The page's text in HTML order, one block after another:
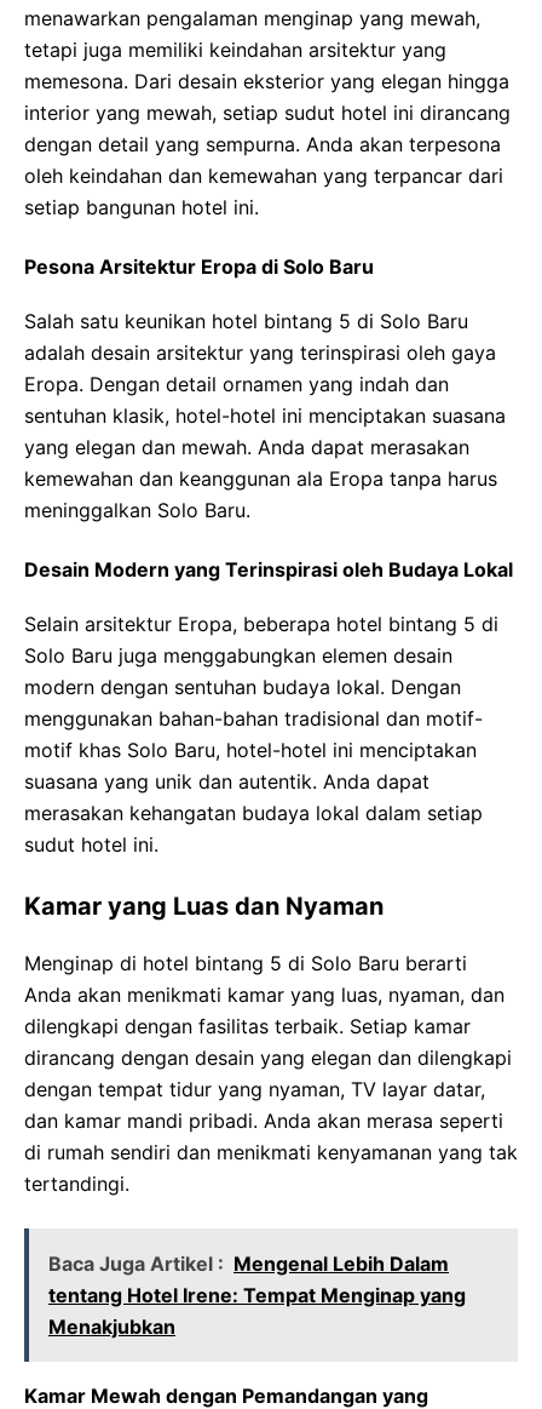
menawarkan pengalaman menginap yang mewah,
tetapi juga memiliki keindahan arsitektur yang
memesona. Dari desain eksterior yang elegan hingga
interior yang mewah, setiap sudut hotel ini dirancang
dengan detail yang sempurna. Anda akan terpesona
oleh keindahan dan kemewahan yang terpancar dari
setiap bangunan hotel ini.
Pesona Arsitektur Eropa di Solo Baru
Salah satu keunikan hotel bintang 5 di Solo Baru
adalah desain arsitektur yang terinspirasi oleh gaya
Eropa. Dengan detail ornamen yang indah dan
sentuhan klasik, hotel-hotel ini menciptakan suasana
yang elegan dan mewah. Anda dapat merasakan
kemewahan dan keanggunan ala Eropa tanpa harus
meninggalkan Solo Baru.
Desain Modern yang Terinspirasi oleh Budaya Lokal
Selain arsitektur Eropa, beberapa hotel bintang 5 di
Solo Baru juga menggabungkan elemen desain
modern dengan sentuhan budaya lokal. Dengan
menggunakan bahan-bahan tradisional dan motif-
motif khas Solo Baru, hotel-hotel ini menciptakan
suasana yang unik dan autentik. Anda dapat
merasakan kehangatan budaya lokal dalam setiap
sudut hotel ini.
Kamar yang Luas dan Nyaman
Menginap di hotel bintang 5 di Solo Baru berarti
Anda akan menikmati kamar yang luas, nyaman, dan
dilengkapi dengan fasilitas terbaik. Setiap kamar
dirancang dengan desain yang elegan dan dilengkapi
dengan tempat tidur yang nyaman, TV layar datar,
dan kamar mandi pribadi. Anda akan merasa seperti
di rumah sendiri dan menikmati kenyamanan yang tak
tertandingi.
Baca Juga Artikel : Mengenal Lebih Dalam
tentang Hotel Irene: Tempat Menginap yang
Menakjubkan
Kamar Mewah dengan Pemandangan yang